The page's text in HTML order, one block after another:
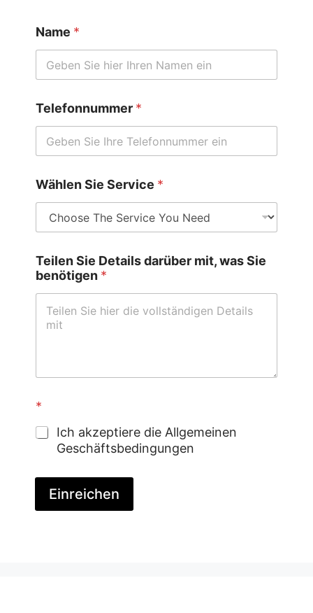
Name *
m
i
,
Telefonnummer *
Wählen Sie Service *
Teilen Sie Details darüber mit, was Sie
benötigen *
*
Ich akzeptiere die Allgemeinen
Geschäftsbedingungen
Einreichen